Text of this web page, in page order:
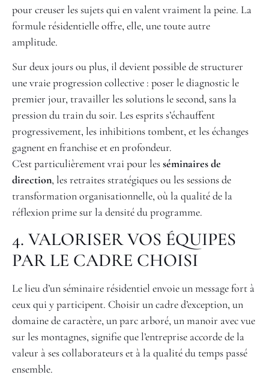
pour creuser les sujets qui en valent vraiment la peine. La
formule résidentielle offre, elle, une toute autre
amplitude.
Sur deux jours ou plus, il devient possible de structurer
une vraie progression collective : poser le diagnostic le
premier jour, travailler les solutions le second, sans la
pression du train du soir. Les esprits s’échauffent
progressivement, les inhibitions tombent, et les échanges
gagnent en franchise et en profondeur.
C’est particulièrement vrai pour lesséminaires de
direction, les retraites stratégiques ou les sessions de
transformation organisationnelle, où la qualité de la
réflexion prime sur la densité du programme.
4. VALORISER VOS ÉQUIPES
PAR LE CADRE CHOISI
Le lieu d’un séminaire résidentiel envoie un message fort à
ceux qui y participent. Choisir un cadre d’exception, un
domaine de caractère, un parc arboré, un manoir avec vue
sur les montagnes, signifie que l’entreprise accorde de la
valeur à ses collaborateurs et à la qualité du temps passé
ensemble.